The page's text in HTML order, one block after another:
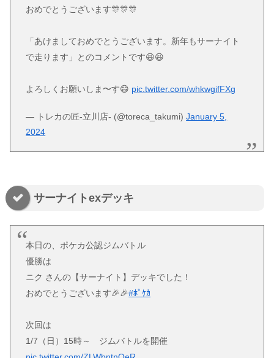
おめでとうございます🎊🎊🎊
「あけましておめでとうございます。新年もサーナイト
で走ります」とのコメントです😆😆
よろしくお願いしま〜す😄 pic.twitter.com/whkwgifFXg
— トレカの匠-立川店- (@toreca_takumi)January 5,
2024
サーナイトexデッキ
本日の、ポケカ公認ジムバトル
優勝は
ニク さんの【サーナイト】デッキでした！
おめでとうございます🎉🎉#ﾎﾟｹｶ
次回は
1/7（日）15時～ ジムバトルを開催